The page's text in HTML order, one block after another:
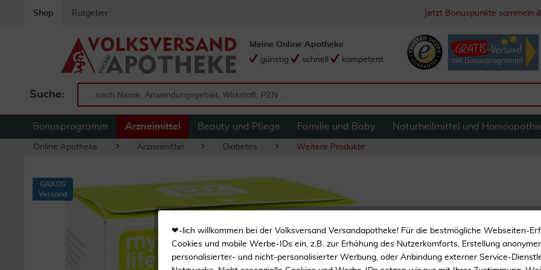
Shop Ratgeber Jetzt Bonuspunkte sammeln
Suche:
Meine Online Apotheke
günstig
schnell kompetent
Bonusprogramm Arzneimittel Beauty und Pflege Familie und Baby Naturheilmittel und
Online Apotheke Arzneimittel Diabetes Weitere Produkte
Mylife Unio
GRATIS
Versand
❤-lich willkommen bei der Volksversand Versandapotheke! Für die bestmögliche Webseiten-
Cookies und mobile Werbe-IDs ein, z.B. zur Erhöhung des Nutzerkomforts, Erstellung
personalisierter- und nicht-personalisierter Werbung, oder Anbindung externer Service-